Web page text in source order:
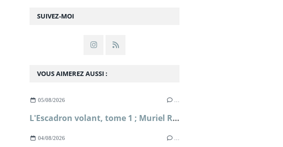
SUIVEZ-MOI
VOUS AIMEREZ AUSSI :
05/08/2026
L'Escadron volant, tome 1 ; Muriel Romana
04/08/2026